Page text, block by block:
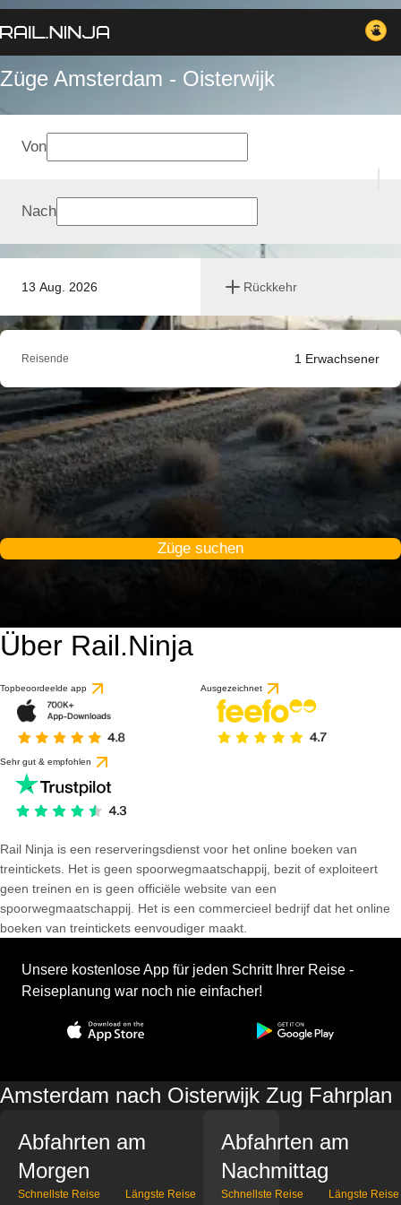
Züge Amsterdam - Oisterwijk
13 Aug. 2026 Rückkehr
Von
Nach
Reisende 1 Erwachsener
Züge suchen
Über Rail.Ninja
Topbeoordeelde app Ausgezeichnet
Sehr gut & empfohlen
Rail Ninja is een reserveringsdienst voor het online boeken van
treintickets. Het is geen spoorwegmaatschappij, bezit of exploiteert
geen treinen en is geen officiële website van een
spoorwegmaatschappij. Het is een commercieel bedrijf dat het online
boeken van treintickets eenvoudiger maakt.
Unsere kostenlose App für jeden Schritt Ihrer Reise -
Reiseplanung war noch nie einfacher!
Amsterdam nach Oisterwijk Zug Fahrplan
Abfahrten am
Morgen
Schnellste Reise Längste Reise
Abfahrten am
Nachmittag
Schnellste Reise Längste Reise